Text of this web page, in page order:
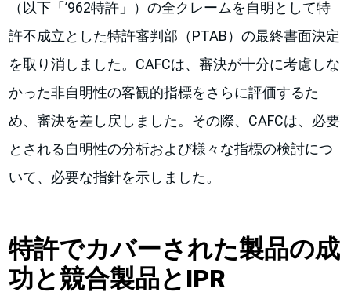
（以下「’962特許」）の全クレームを自明として特
許不成立とした特許審判部（PTAB）の最終書面決定
を取り消しました。CAFCは、審決が十分に考慮しな
かった非自明性の客観的指標をさらに評価するた
め、審決を差し戻しました。その際、CAFCは、必要
とされる自明性の分析および様々な指標の検討につ
いて、必要な指針を示しました。
特許でカバーされた製品の成
功と競合製品とIPR